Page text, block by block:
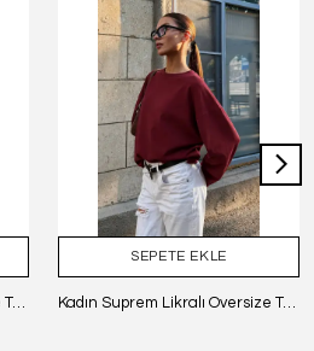
Kadın Suprem Likralı Oversize T-Shirt - SİYAH
SEPETE EKLE
Kadın Suprem Likralı Oversize T-Shirt - BORDO